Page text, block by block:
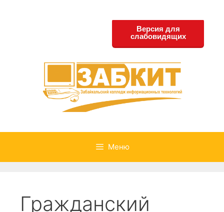
Версия для
слабовидящих
Меню
Гражданский